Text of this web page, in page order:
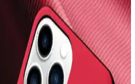
çizilmeyi önlemeyi amaçlasa da
dayanıklı malzemeden yapıldığı
koruyucular daha etkili
Tab S9 FE+ Plus SM-X610
ve Değerlendirme